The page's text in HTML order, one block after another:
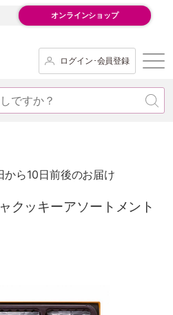
オンラインショップ
ログイン･会員登録
ら10日前後のお届け
クッキーアソートメント